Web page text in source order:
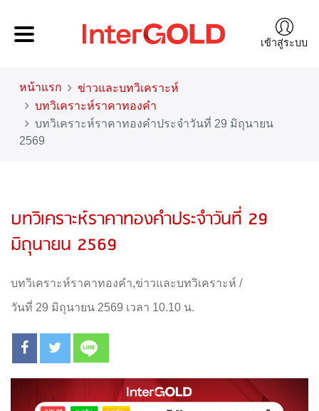
เข้าสู่ระบบ
หน้าแรก
ข่าวและบทวิเคราะห์
บทวิเคราะห์ราคาทองคำ
บทวิเคราะห์ราคาทองคำประจำวันที่ 29 มิถุนายน
2569
บทวิเคราะห์ราคาทองคำประจำวันที่ 29
มิถุนายน 2569
บทวิเคราะห์ราคาทองคำ,ข่าวและบทวิเคราะห์ /
วันที่ 29 มิถุนายน 2569 เวลา 10.10 น.